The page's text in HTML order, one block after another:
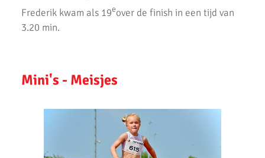
AKU atleten net naast podium op Nationale Kampioenschappen.
Gerrit Vos Bokaal 2019
Prachtige prestaties op 2e competitiedag CD Atletiek.
Vele persoonlijke records verbroken bij
pupillencompetitie AKU
AKU A2 Presteert Goed bij 1e Meerkamp 2019
Frederik kwam als 19eover de finish in een tijd van
3.20 min.
Mini's - Meisjes